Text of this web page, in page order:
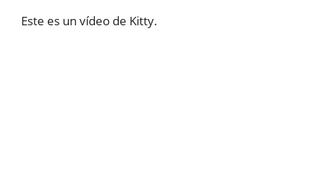
Este es un vídeo de Kitty.